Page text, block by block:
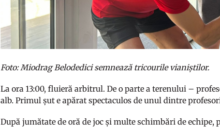
Foto: Miodrag Belodedici semnează tricourile vianiștilor.
La ora 13:00, fluieră arbitrul. De o parte a terenului –
alb. Primul șut e apărat spectaculos de unul dintre
După jumătate de oră de joc și multe schimbări de